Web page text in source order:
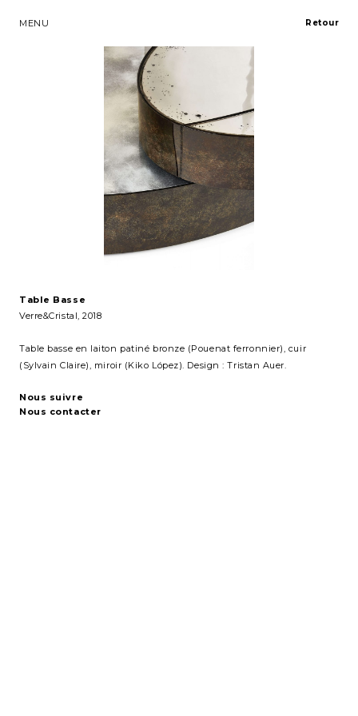
MENU
Table Basse
Verre&Cristal, 2018
Table basse en laiton patiné bronze (Pouenat ferronnier), cuir
(Sylvain Claire), miroir (Kiko López). Design : Tristan Auer.
Nous suivre
Nous contacter
Retour